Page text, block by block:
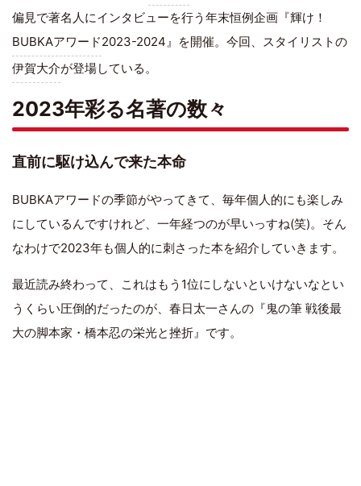
偏見で著名人にインタビューを行う年末恒例企画『輝け！
BUBKAアワード2023-2024』を開催。今回、スタイリストの
伊賀大介が登場している。
2023年彩る名著の数々
直前に駆け込んで来た本命
BUBKAアワードの季節がやってきて、毎年個人的にも楽しみ
にしているんですけれど、一年経つのが早いっすね(笑)。そん
なわけで2023年も個人的に刺さった本を紹介していきます。
最近読み終わって、これはもう1位にしないといけないなとい
うくらい圧倒的だったのが、春日太一さんの『鬼の筆 戦後最
大の脚本家・橋本忍の栄光と挫折』です。